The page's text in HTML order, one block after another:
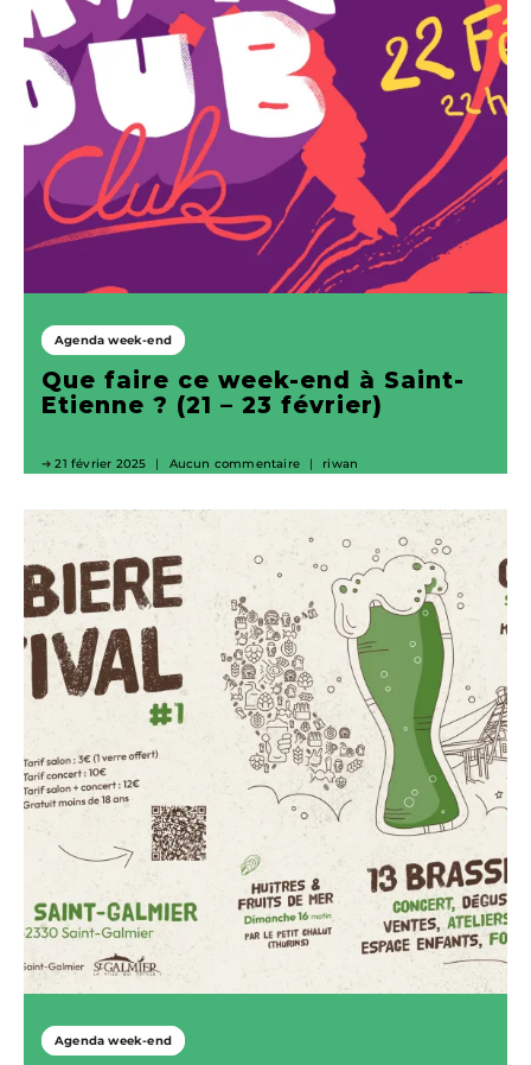
Agenda week-end
Que faire ce week-end à Saint-
Etienne ? (21 – 23 février)
21 février 2025 Aucun commentaire riwan
Agenda week-end